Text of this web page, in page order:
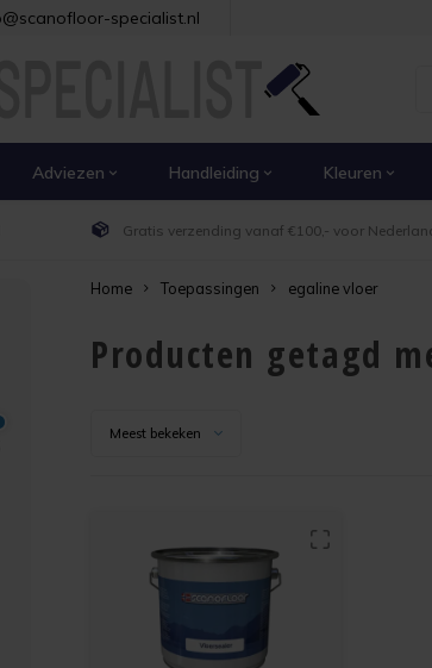
specialist.nl
Adviezen Handleiding Kleuren
Gratis verzending vanaf €100,- voor
Home Toepassingen egaline vloer
Producten getagd
Meest bekeken